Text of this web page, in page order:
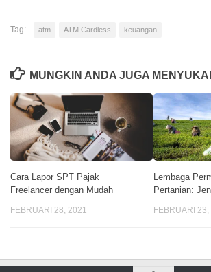
Tag: atm ATM Cardless keuangan
MUNGKIN ANDA JUGA MENYUKAI
Cara Lapor SPT Pajak
Freelancer dengan Mudah
FEBRUARI 28, 2021
Lembaga
Pertanian:
FEBRUARI 23,